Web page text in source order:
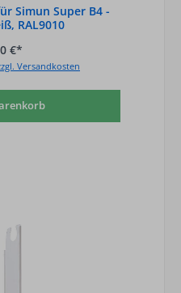
Simun Super B4 -
RAL9010
€*
Versandkosten